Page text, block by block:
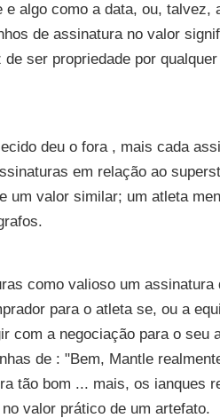
algo como a data, ou, talvez,
de assinatura no valor
ser propriedade por
deu o fora , mais cada
em relação ao
um valor similar; um atleta
como valioso um assinatura
para o atleta se, ou a
com a negociação para o seu
de : "Bem, Mantle
tão bom ... mais, os ianques
valor prático de um artefato.